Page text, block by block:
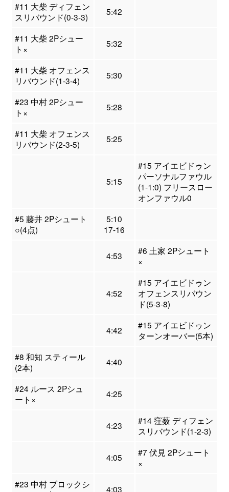
#11 大柴 ディフェン
スリバウンド(0-3-3)
5:42
#11 大柴 2Pシュー
ト×
5:32
#11 大柴 オフェンス
リバウンド(1-3-4)
5:30
#23 中村 2Pシュー
ト×
5:28
#11 大柴 オフェンス
リバウンド(2-3-5)
5:25
5:15
#15 アイエビドゥン
パーソナルファウル
(1-1:0) フリースロー
オンファウル0
#5 藤井 2Pシュート
○(4点)
5:10
17-16
4:53
#6 土家 2Pシュート
×
4:52
#15 アイエビドゥン
オフェンスリバウン
ド(5-3-8)
4:42
#15 アイエビドゥン
ターンオーバー(5本)
#8 和知 スティール
(2本)
4:40
#24 ルース 2Pシュ
ート×
4:25
4:23
#14 窪薮 ディフェン
スリバウンド(1-2-3)
4:05
#7 伏見 2Pシュート
×
#23 中村 ブロックシ
4:03